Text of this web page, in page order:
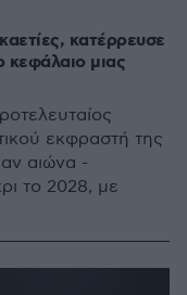
κατέρρευσε
κεφάλαιο μιας
εκφραστή της
αιώνα -
το 2028, με